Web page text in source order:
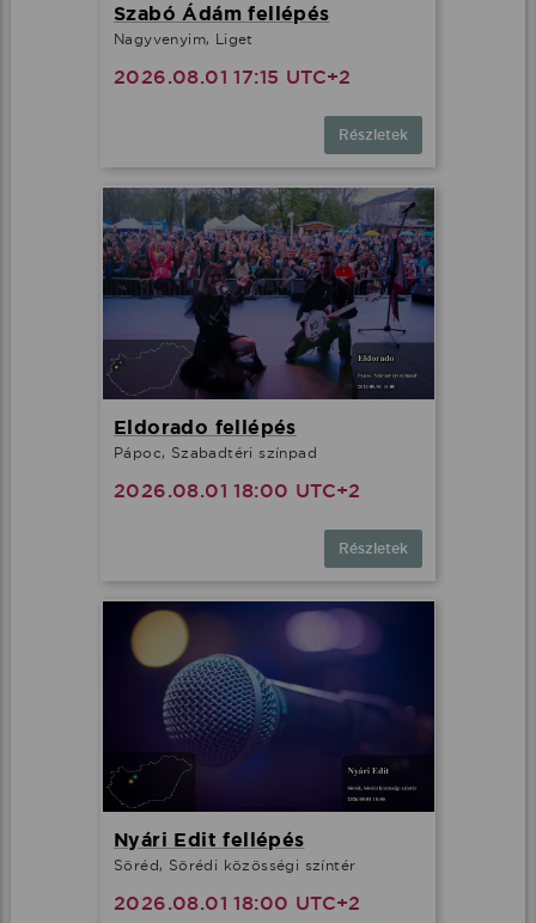
Szabó Ádám fellépés
Nagyvenyim, Liget
2026.08.01 17:15 UTC+2
Részletek
Eldorado fellépés
Pápoc, Szabadtéri színpad
2026.08.01 18:00 UTC+2
Részletek
Nyári Edit fellépés
Söréd, Sörédi közösségi színtér
2026.08.01 18:00 UTC+2